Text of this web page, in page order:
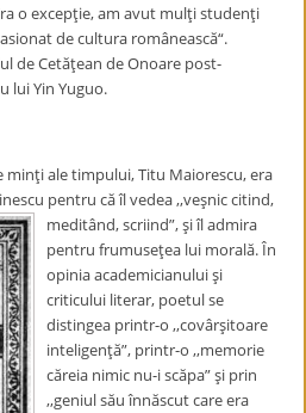
o excepţie, am avut mulţi studenţi
de cultura românească“.
de Cetăţean de Onoare post-
lui Yin Yuguo.
minţi ale timpului, Titu Maiorescu, era
pentru că îl vedea ,,veşniccitind,
meditând, scriind”, şi îl admira
pentru frumuseţea lui morală. În
opinia academicianului şi
criticului literar, poetul se
distingea printr-o ,,covârşitoare
inteligenţă”, printr-o ,,memorie
căreia nimic nu-i scăpa” şi prin
,,geniul său înnăscut care era